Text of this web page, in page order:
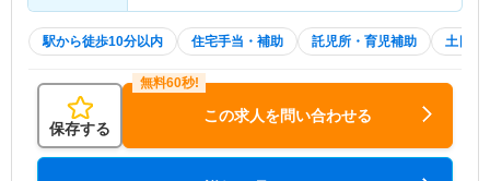
駅から徒歩10分以内 住宅手当・補助 託児所・育児補助 土日祝
保存する
この求人を問い合わせる